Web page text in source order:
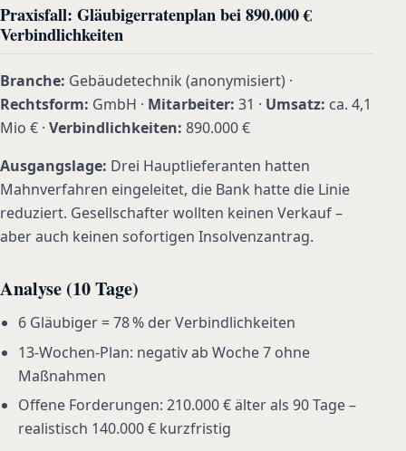
Praxisfall: Gläubigerratenplan bei 890.000 €
Verbindlichkeiten
Branche: Gebäudetechnik (anonymisiert) ·
Rechtsform: GmbH · Mitarbeiter: 31 · Umsatz: ca. 4,1
Mio € · Verbindlichkeiten: 890.000 €
Ausgangslage: Drei Hauptlieferanten hatten
Mahnverfahren eingeleitet, die Bank hatte die Linie
reduziert. Gesellschafter wollten keinen Verkauf –
aber auch keinen sofortigen Insolvenzantrag.
Analyse (10 Tage)
6 Gläubiger = 78 % der Verbindlichkeiten
13-Wochen-Plan: negativ ab Woche 7 ohne
Maßnahmen
Offene Forderungen: 210.000 € älter als 90 Tage –
realistisch 140.000 € kurzfristig